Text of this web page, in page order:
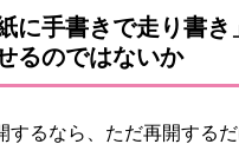
に手書きで走り書き
るのではないか
するなら、ただ再開する